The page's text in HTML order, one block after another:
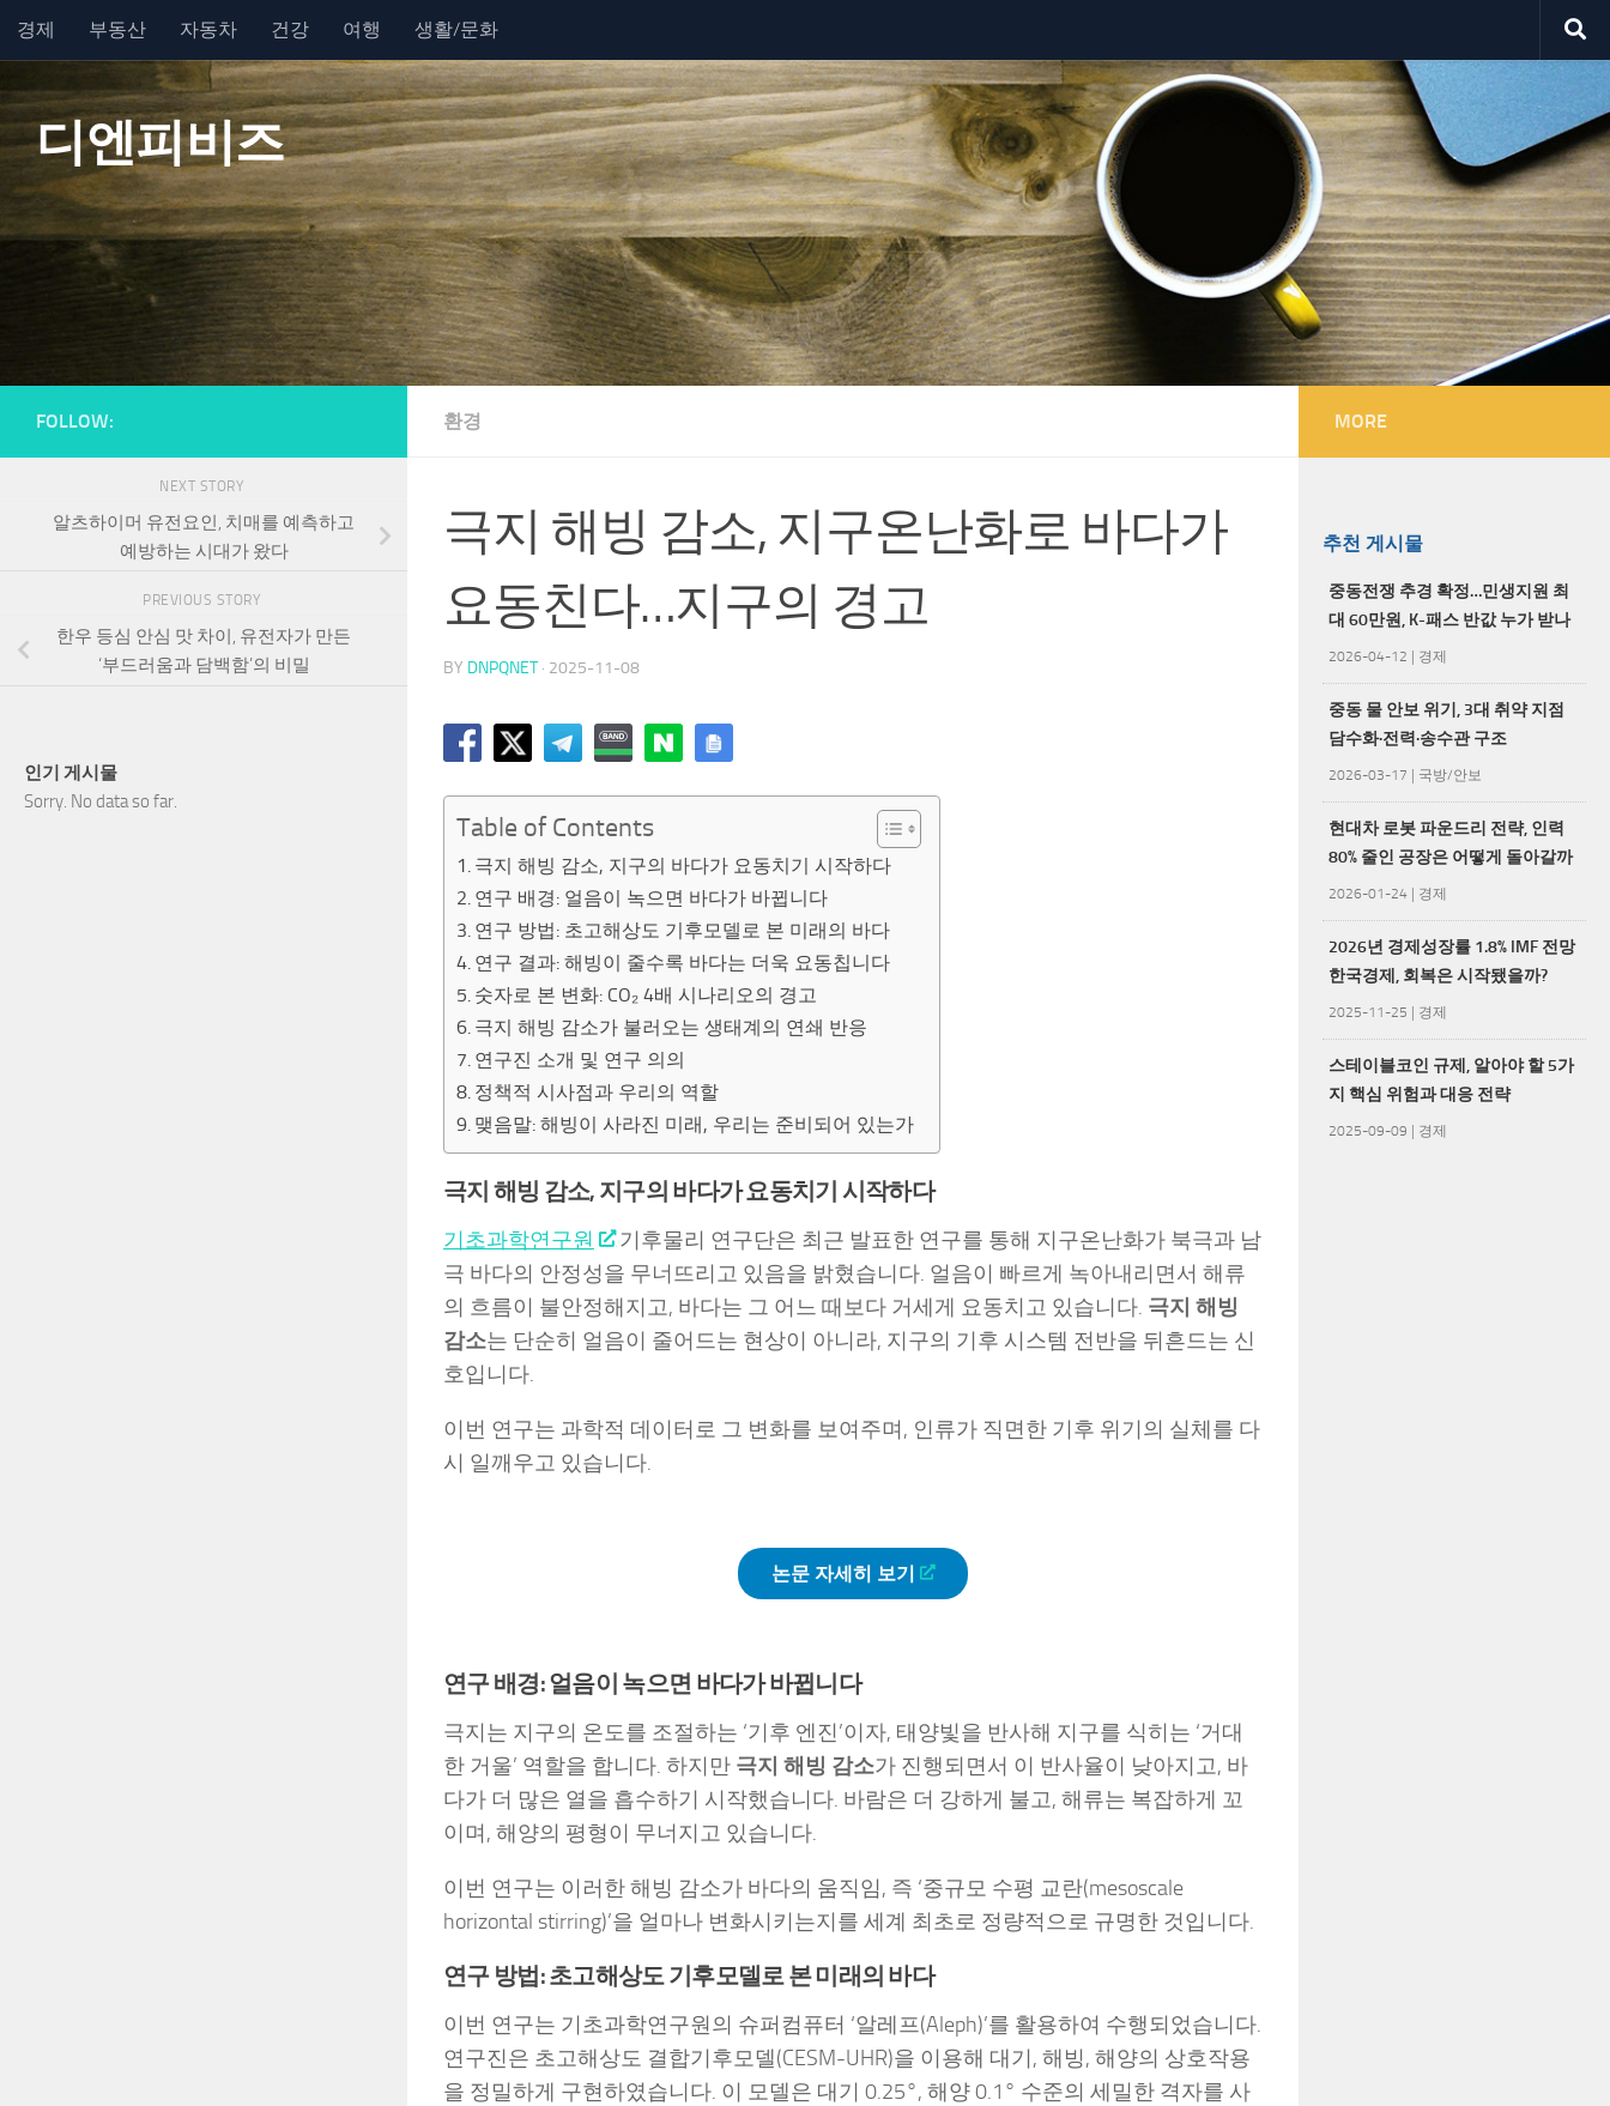
Skip to content
경제 부동산 자동차 건강 여행 생활/문화
디엔피비즈
환경
극지 해빙 감소, 지구온난화로 바다가
요동친다…지구의 경고
BY DNPQNET · 2025-11-08
Table of Contents
극지 해빙 감소, 지구의 바다가 요동치기 시작하다
연구 배경: 얼음이 녹으면 바다가 바뀝니다
연구 방법: 초고해상도 기후모델로 본 미래의 바다
연구 결과: 해빙이 줄수록 바다는 더욱 요동칩니다
숫자로 본 변화: CO₂ 4배 시나리오의 경고
극지 해빙 감소가 불러오는 생태계의 연쇄 반응
연구진 소개 및 연구 의의
정책적 시사점과 우리의 역할
맺음말: 해빙이 사라진 미래, 우리는 준비되어 있는가
극지 해빙 감소, 지구의 바다가 요동치기 시작하다
기초과학연구원
기후물리 연구단은 최근 발표한 연구를 통해 지구온난화가 북극과 남
극 바다의 안정성을 무너뜨리고 있음을 밝혔습니다. 얼음이 빠르게 녹아내리면서 해류
의 흐름이 불안정해지고, 바다는 그 어느 때보다 거세게 요동치고 있습니다. 극지 해빙
감소는 단순히 얼음이 줄어드는 현상이 아니라, 지구의 기후 시스템 전반을 뒤흔드는 신
호입니다.
이번 연구는 과학적 데이터로 그 변화를 보여주며, 인류가 직면한 기후 위기의 실체를 다
시 일깨우고 있습니다.
논문 자세히 보기
연구 배경: 얼음이 녹으면 바다가 바뀝니다
극지는 지구의 온도를 조절하는 ‘기후 엔진’이자, 태양빛을 반사해 지구를 식히는 ‘거대
한 거울’ 역할을 합니다. 하지만 극지 해빙 감소가 진행되면서 이 반사율이 낮아지고, 바
다가 더 많은 열을 흡수하기 시작했습니다. 바람은 더 강하게 불고, 해류는 복잡하게 꼬
이며, 해양의 평형이 무너지고 있습니다.
이번 연구는 이러한 해빙 감소가 바다의 움직임, 즉 ‘중규모 수평 교란(mesoscale
horizontal stirring)’을 얼마나 변화시키는지를 세계 최초로 정량적으로 규명한 것입니다.
연구 방법: 초고해상도 기후모델로 본 미래의 바다
이번 연구는 기초과학연구원의 슈퍼컴퓨터 ‘알레프(Aleph)’를 활용하여 수행되었습니다.
연구진은 초고해상도 결합기후모델(CESM-UHR)을 이용해 대기, 해빙, 해양의 상호작용
을 정밀하게 구현하였습니다. 이 모델은 대기 0.25°, 해양 0.1° 수준의 세밀한 격자를 사
FOLLOW:
NEXT STORY
알츠하이머 유전요인, 치매를 예측하고
예방하는 시대가 왔다
PREVIOUS STORY
한우 등심 안심 맛 차이, 유전자가 만든
‘부드러움과 담백함’의 비밀
인기 게시물
Sorry. No data so far.
MORE
추천 게시물
중동전쟁 추경 확정…민생지원 최
대 60만원, K-패스 반값 누가 받나
2026-04-12 | 경제
중동 물 안보 위기, 3대 취약 지점
담수화·전력·송수관 구조
2026-03-17 | 국방/안보
현대차 로봇 파운드리 전략, 인력
80% 줄인 공장은 어떻게 돌아갈까
2026-01-24 | 경제
2026년 경제성장률 1.8% IMF 전망
한국경제, 회복은 시작됐을까?
2025-11-25 | 경제
스테이블코인 규제, 알아야 할 5가
지 핵심 위험과 대응 전략
2025-09-09 | 경제